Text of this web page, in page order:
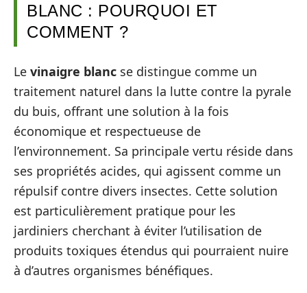
BLANC : POURQUOI ET
COMMENT ?
Le vinaigre blanc se distingue comme un
traitement naturel dans la lutte contre la pyrale
du buis, offrant une solution à la fois
économique et respectueuse de
l’environnement. Sa principale vertu réside dans
ses propriétés acides, qui agissent comme un
répulsif contre divers insectes. Cette solution
est particulièrement pratique pour les
jardiniers cherchant à éviter l’utilisation de
produits toxiques étendus qui pourraient nuire
à d’autres organismes bénéfiques.